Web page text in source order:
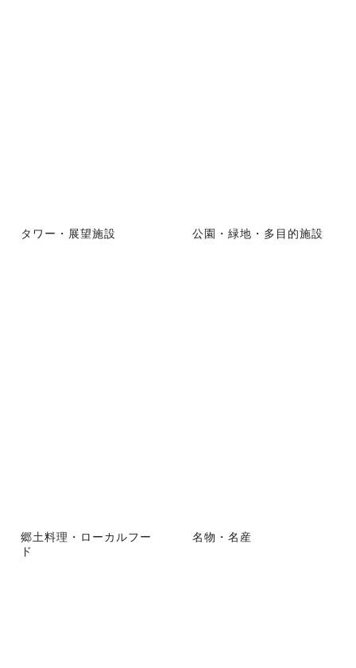
タワー・展望施設 公園・緑地・多目的施設
郷土料理・ローカルフー
ド
名物・名産